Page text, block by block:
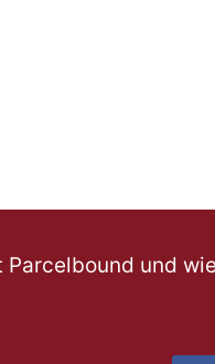
Parcelbound und